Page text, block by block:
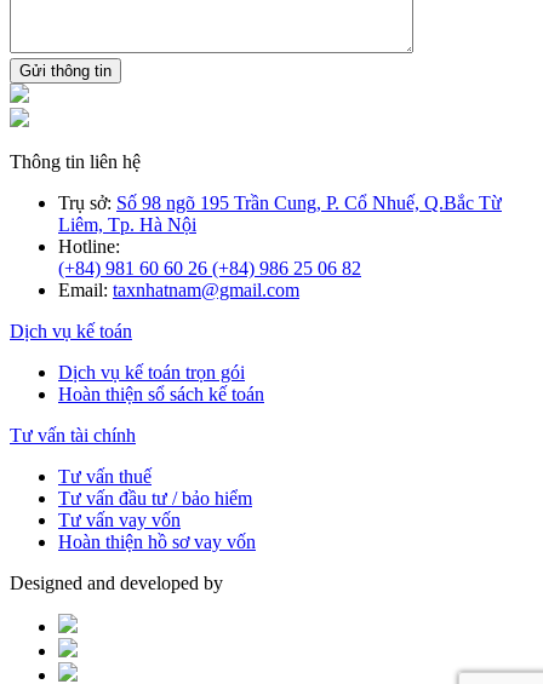
Gửi thông tin
Thông tin liên hệ
Trụ sở: Số 98 ngõ 195 Trần Cung, P. Cổ Nhuế, Q.Bắc Từ
Liêm, Tp. Hà Nội
Hotline:
(+84) 981 60 60 26 (+84) 986 25 06 82
Email: taxnhatnam@gmail.com
Dịch vụ kế toán
Dịch vụ kế toán trọn gói
Hoàn thiện sổ sách kế toán
Tư vấn tài chính
Tư vấn thuế
Tư vấn đầu tư / bảo hiểm
Tư vấn vay vốn
Hoàn thiện hồ sơ vay vốn
Designed and developed by